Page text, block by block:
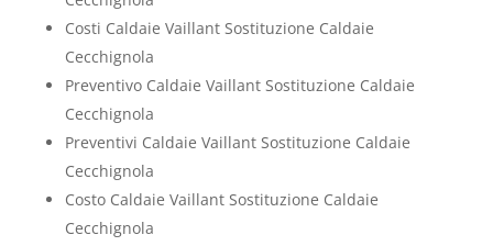
Costi Caldaie Vaillant Sostituzione Caldaie
Cecchignola
Preventivo Caldaie Vaillant Sostituzione Caldaie
Cecchignola
Preventivi Caldaie Vaillant Sostituzione Caldaie
Cecchignola
Costo Caldaie Vaillant Sostituzione Caldaie
Cecchignola